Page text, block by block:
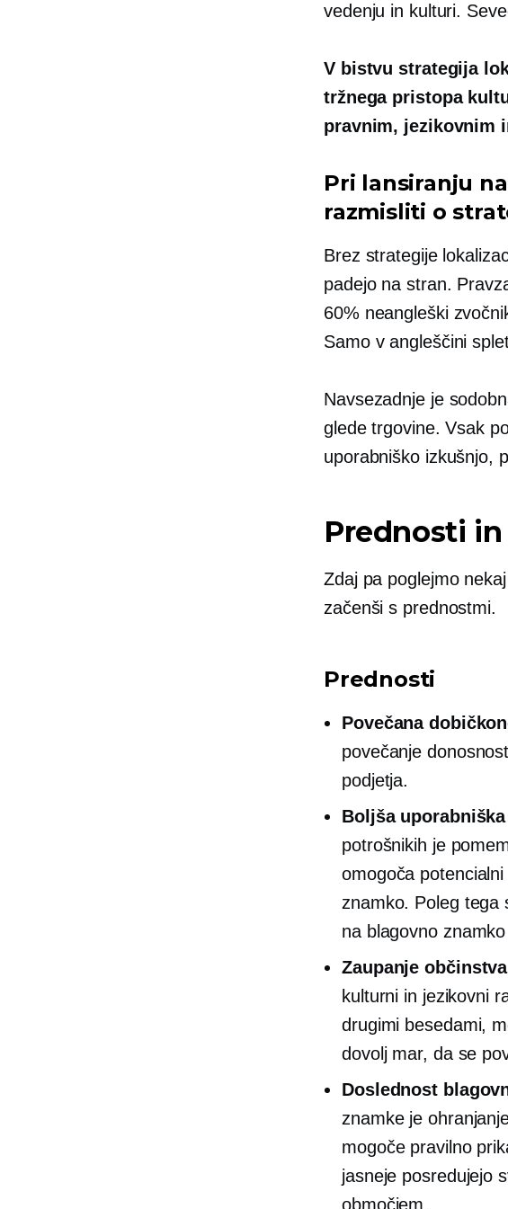
vedenju in kulturi.
V bistvu strategija
tržnega pristopa
pravnim, jezikovnim
Pri lansiranju
razmisliti o
Brez strategije
padejo na stran.
60% neangleški
Samo v angleščini
Navsezadnje je
glede trgovine. Vsak
uporabniško izkušnjo,
Prednosti
Zdaj pa poglejmo
začenši s prednostmi.
Prednosti
Povečana
povečanje
podjetja.
Boljša
potrošnikih je
omogoča
znamko. Poleg tega
na blagovno
Zaupanje občinstva
kulturni in jezikovni
drugimi besedami,
dovolj mar, da se
Doslednost
znamke je
mogoče pravilno
jasneje posredujejo
območjem.